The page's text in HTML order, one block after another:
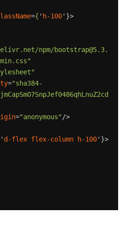
={ ' h-100'}>
npm/bootstrap@5.3.
="sha384-
="anonymous" />
' d-flex flex-column h-100'}>